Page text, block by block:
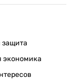
защита
экономика